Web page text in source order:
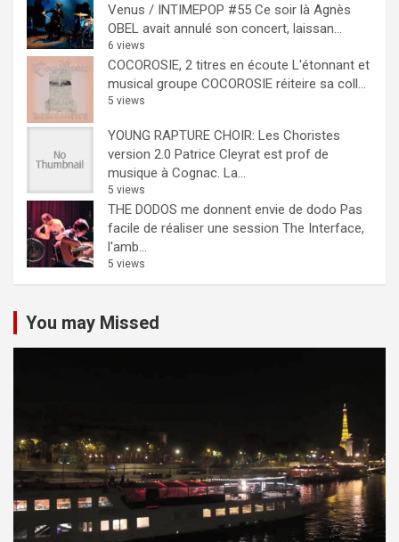
Venus / INTIMEPOP #55 Ce soir là Agnès
OBEL avait annulé son concert, laissan...
6 views
COCOROSIE, 2 titres en écoute L'étonnant et
musical groupe COCOROSIE réiteire sa coll...
5 views
YOUNG RAPTURE CHOIR: Les Choristes
version 2.0 Patrice Cleyrat est prof de
musique à Cognac. La...
5 views
THE DODOS me donnent envie de dodo Pas
facile de réaliser une session The Interface,
l'amb...
5 views
You may Missed